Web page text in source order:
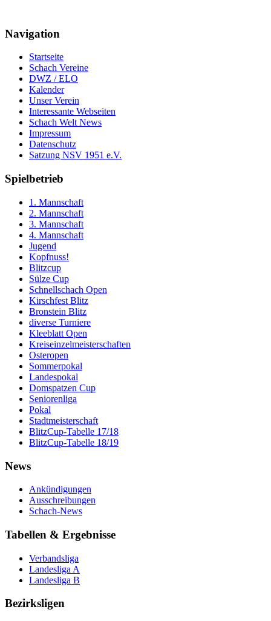
Navigation
Startseite
Schach Vereine
DWZ / ELO
Kalender
Unser Verein
Interessante Webseiten
Schach Welt News
Impressum
Datenschutz
Satzung NSV 1951 e.V.
Spielbetrieb
1. Mannschaft
2. Mannschaft
3. Mannschaft
4. Mannschaft
Jugend
Kopfnuss!
Blitzcup
Sülze Cup
Schnellschach Open
Kirschfest Blitz
Bronstein Blitz
diverse Turniere
Kleeblatt Open
Kreiseinzelmeisterschaften
Osteropen
Sommerpokal
Landespokal
Domspatzen Cup
Seniorenliga
Pokal
Stadtmeisterschaft
BlitzCup-Tabelle 17/18
BlitzCup-Tabelle 18/19
News
Ankündigungen
Ausschreibungen
Schach-News
Tabellen & Ergebnisse
Verbandsliga
Landesliga A
Landesliga B
Bezirksligen